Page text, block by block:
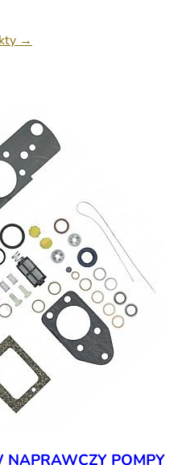
→
NAPRAWCZY POMPY